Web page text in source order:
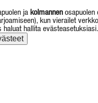
ja kolmannenosapuolen
kun vierailet
hallita evästeasetuksiasi.